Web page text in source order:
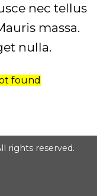
nec tellus
massa.
nulla.
found
rights reserved.